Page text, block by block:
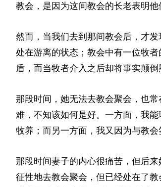
教会，是因为这间教会的长老表明
然而，当我们去到那间教会后，才
处在游离的状态；教会中有一位牧
盾，而当牧者介入之后却将事实颠
那段时间，她无法去教会聚会，也
难，不知该如何是好。一方面，我
牧养；而另一方面，我又因为与教
那段时间妻子的内心很痛苦，但后
征性地去教会聚会，但已经处在了